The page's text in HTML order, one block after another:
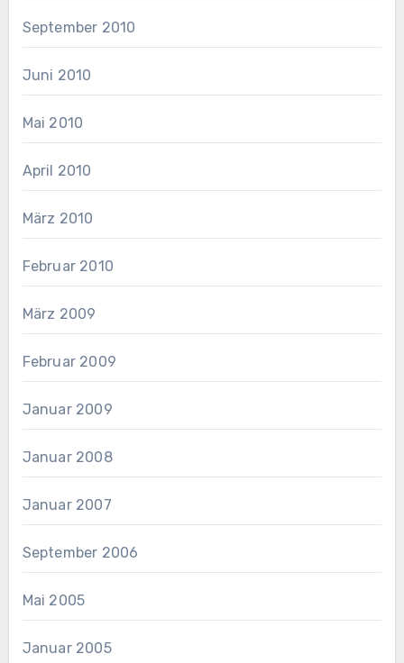
September 2010
Juni 2010
Mai 2010
April 2010
März 2010
Februar 2010
März 2009
Februar 2009
Januar 2009
Januar 2008
Januar 2007
September 2006
Mai 2005
Januar 2005